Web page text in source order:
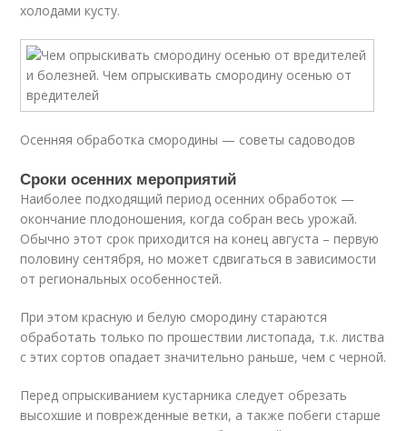
холодами кусту.
Осенняя обработка смородины — советы садоводов
Сроки осенних мероприятий
Наиболее подходящий период осенних обработок —
окончание плодоношения, когда собран весь урожай.
Обычно этот срок приходится на конец августа – первую
половину сентября, но может сдвигаться в зависимости
от региональных особенностей.
При этом красную и белую смородину стараются
обработать только по прошествии листопада, т.к. листва
с этих сортов опадает значительно раньше, чем с черной.
Перед опрыскиванием кустарника следует обрезать
высохшие и поврежденные ветки, а также побеги старше